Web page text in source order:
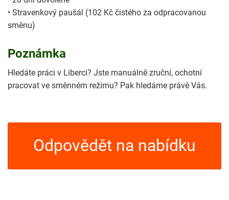
• Stravenkový paušál (102 Kč čistého za odpracovanou
směnu)
Poznámka
Hledáte práci v Liberci? Jste manuálně zruční, ochotní
pracovat ve směnném režimu? Pak hledáme právě Vás.
Odpovědět na nabídku